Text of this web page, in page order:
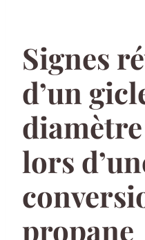
Signes
d’un
lors
propane